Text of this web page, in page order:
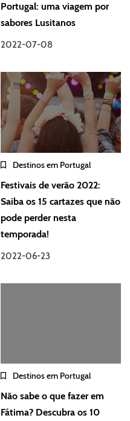
Portugal: uma viagem por
sabores Lusitanos
2022-07-08
Destinos em Portugal
Festivais de verão 2022:
Saiba os 15 cartazes que não
pode perder nesta
temporada!
2022-06-23
Destinos em Portugal
Não sabe o que fazer em
Fátima? Descubra os 10